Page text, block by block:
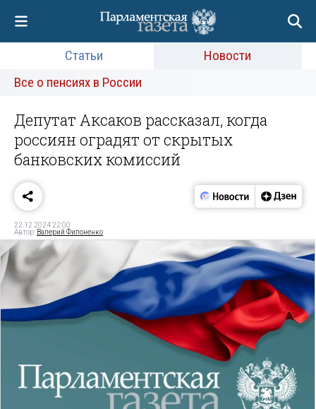
Статьи
Новости
Все о пенсиях в России
Депутат Аксаков рассказал, когда
россиян оградят от скрытых
банковских комиссий
22.12.2024 22:00
Автор: Валерий Филоненко